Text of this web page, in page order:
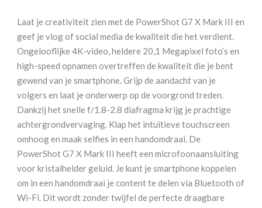
Laat je creativiteit zien met de PowerShot G7 X Mark III en
geef je vlog of social media de kwaliteit die het verdient.
Ongelooflijke 4K-video, heldere 20,1 Megapixel foto’s en
high-speed opnamen overtreffen de kwaliteit die je bent
gewend van je smartphone. Grijp de aandacht van je
volgers en laat je onderwerp op de voorgrond treden.
Dankzij het snelle f/1.8-2.8 diafragma krijg je prachtige
achtergrondvervaging. Klap het intuïtieve touchscreen
omhoog en maak selfies in een handomdraai. De
PowerShot G7 X Mark III heeft een microfoonaansluiting
voor kristalhelder geluid. Je kunt je smartphone koppelen
om in een handomdraai je content te delen via Bluetooth of
Wi-Fi. Dit wordt zonder twijfel de perfecte draagbare